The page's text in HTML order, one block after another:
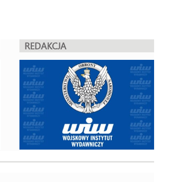
REDAKCJA